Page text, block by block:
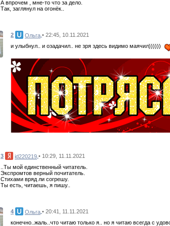
А впрочем , мне-то что за дело.
Так, заглянул на огонёк..
2 Ольга • 22:45, 10.11.2021
и улыбнул.. и озадачил.. не зря здесь видимо маячил))))))
3 id220219 • 10:29, 11.11.2021
..Ты мой единственный читатель.
Экспромтов верный почитатель.
Стихами вряд ли согрешу.
Ты есть, читаешь, я пишу..
4 Ольга • 20:41, 11.11.2021
конечно..жаль..что читаю только я.. но я читаю всегда с